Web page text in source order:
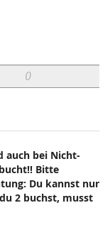
auch bei Nicht-
Bitte
Du kannst nur
2 buchst, musst